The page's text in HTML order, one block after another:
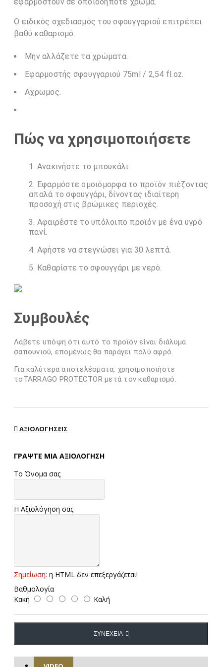
Ο ειδικός σχεδιασμός του σφουγγαριού επιτρέπει
βαθύ καθαρισμό.
Μην αλλάζετε τα χρώματα.
Εφαρμοστής σφουγγαριού 75ml / 2,54 fl.oz.
Αχρωμος.
Πώς να χρησιμοποιήσετε
Ανακινήστε το μπουκάλι.
Εφαρμόστε ομοιόμορφα το προϊόν πιέζοντας
απαλά το σφουγγάρι, δίνοντας ιδιαίτερη
προσοχή στις βρώμικες περιοχές.
Αφαιρέστε το υπόλοιπο προϊόν με ένα υγρό
πανί.
Αφήστε να στεγνώσει για 30 λεπτά.
Καθαρίστε το σφουγγάρι με νερό.
Συμβουλές
Λάβετε υπόψη ότι αυτό το προϊόν είναι διάλυμα
σαπουνιού, επομένως θα παράγει πολύ αφρό.
Για καλύτερα αποτελέσματα, χρησιμοποιήστε
τοTARRAGO PROTECTOR μετά τον καθαρισμό.
ΑΞΙΟΛΟΓΉΣΕΙΣ
ΓΡΆΨΤΕ ΜΙΑ ΑΞΙΟΛΌΓΗΣΗ
Το Όνομα σας
Η Αξιολόγηση σας
Σημείωση: η HTML δεν επεξεργάζεται!
Βαθμολογία
Κακή
Καλή
ΣΥΝΈΧΕΙΑ